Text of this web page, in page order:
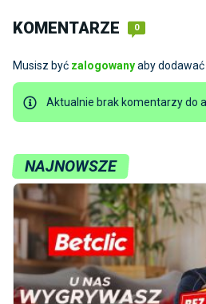
KOMENTARZE 0
Musisz być zalogowanyaby
Aktualnie brak komentarzy do
NAJNOWSZE